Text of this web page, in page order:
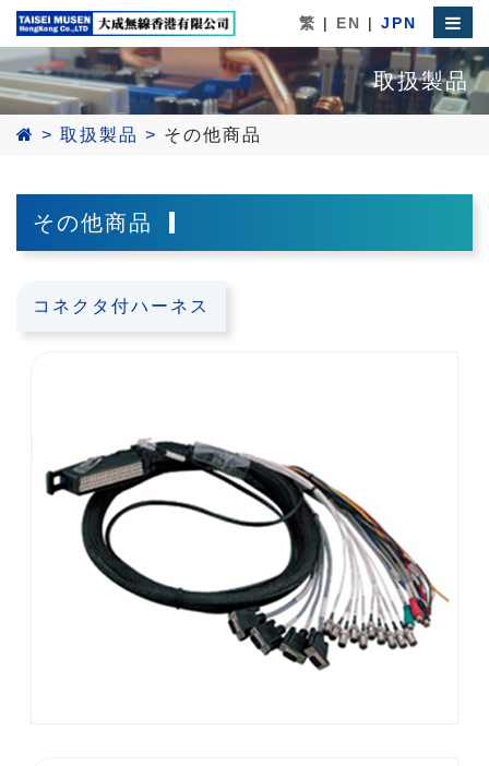
繁 | EN | JPN
取扱製品
> 取扱製品 > その他商品
その他商品
コネクタ付ハーネス